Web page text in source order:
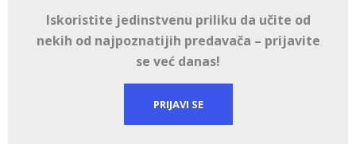
Iskoristite jedinstvenu priliku da učite od
nekih od najpoznatijih predavača – prijavite
se već danas!
PRIJAVI SE